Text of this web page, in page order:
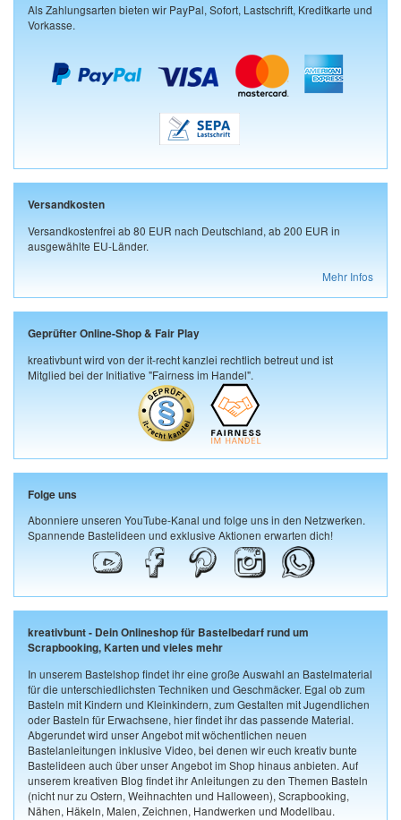
Als Zahlungsarten bieten wir PayPal, Sofort, Lastschrift, Kreditkarte und
Vorkasse.
Versandkosten
Versandkostenfrei ab 80 EUR nach Deutschland, ab 200 EUR in
ausgewählte EU-Länder.
Mehr Infos
Geprüfter Online-Shop & Fair Play
kreativbunt wird von der it-recht kanzlei rechtlich betreut und ist
Mitglied bei der Initiative "Fairness im Handel".
Folge uns
Abonniere unseren YouTube-Kanal und folge uns in den Netzwerken.
Spannende Bastelideen und exklusive Aktionen erwarten dich!
kreativbunt - Dein Onlineshop für Bastelbedarf rund um
Scrapbooking, Karten und vieles mehr
In unserem Bastelshop findet ihr eine große Auswahl an Bastelmaterial
für die unterschiedlichsten Techniken und Geschmäcker. Egal ob zum
Basteln mit Kindern und Kleinkindern, zum Gestalten mit Jugendlichen
oder Basteln für Erwachsene, hier findet ihr das passende Material.
Abgerundet wird unser Angebot mit wöchentlichen neuen
Bastelanleitungen inklusive Video, bei denen wir euch kreativ bunte
Bastelideen auch über unser Angebot im Shop hinaus anbieten. Auf
unserem kreativen Blog findet ihr Anleitungen zu den Themen Basteln
(nicht nur zu Ostern, Weihnachten und Halloween), Scrapbooking,
Nähen, Häkeln, Malen, Zeichnen, Handwerken und Modellbau.